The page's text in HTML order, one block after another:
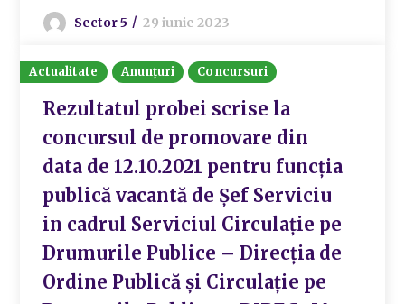
Sector 5 29 iunie 2023
Actualitate Anunțuri Concursuri
Rezultatul probei scrise la
concursul de promovare din
data de 12.10.2021 pentru funcția
publică vacantă de Șef Serviciu
in cadrul Serviciul Circulație pe
Drumurile Publice – Direcția de
Ordine Publică și Circulație pe